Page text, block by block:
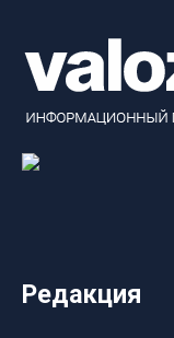
Редакция